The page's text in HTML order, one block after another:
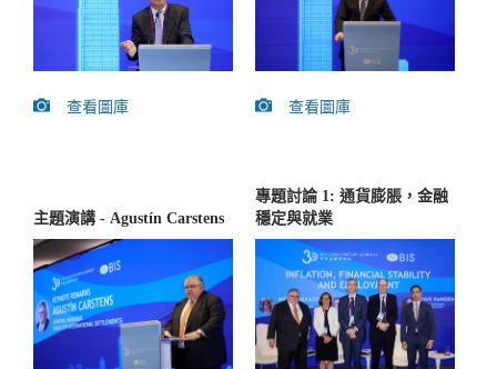
查看圖庫 查看圖庫
主題演講 - Agustín Carstens
專題討論 1: 通貨膨脹，金融
穩定與就業